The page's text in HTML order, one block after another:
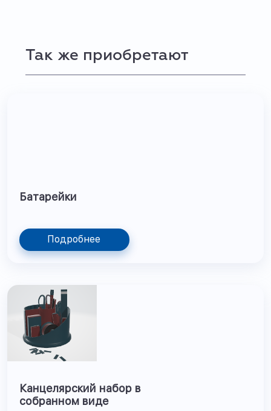
Так же приобретают
Батарейки
Подробнее
Канцелярский набор в
собранном виде